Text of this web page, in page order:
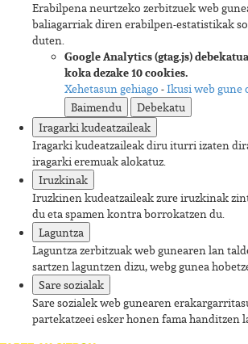
Erabilpena neurtzeko zerbitzuek web
baliagarriak diren erabilpen-estatistikak
duten.
Google Analytics (gtag.js)debekatua
koka dezake 10 cookies.
Xehetasun gehiago -Ikusi web gune
Baimendu
Debekatu
Iragarki kudeatzaileak
Iragarki kudeatzaileak diru iturri izaten
iragarki eremuak alokatuz.
Iruzkinak
Iruzkinen kudeatzaileak zure iruzkinak
du eta spamen kontra borrokatzen du.
Laguntza
Laguntza zerbitzuak web gunearen lan
sartzen laguntzen dizu, webg gunea
Sare sozialak
Sare sozialek web gunearen
partekatzeei esker honen fama handitzen